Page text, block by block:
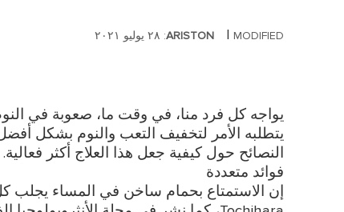
المجموعة
ARISTON | MODIFIED: ٢٨ يوليو ٢٠٢١
يواجه كل فرد منا، في وقت ما، صعوبة في
يتطلبه الأمر لتخفيف التعب والنوم بشكل
النصائح حول كيفية جعل هذا العلاج أكثر فعالية.
فوائد متعددة